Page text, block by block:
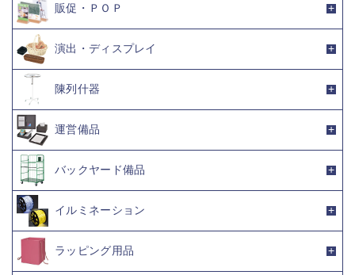
販促・ＰＯＰ
演出・ディスプレイ
陳列什器
運営備品
バックヤード備品
イルミネーション
ラッピング用品